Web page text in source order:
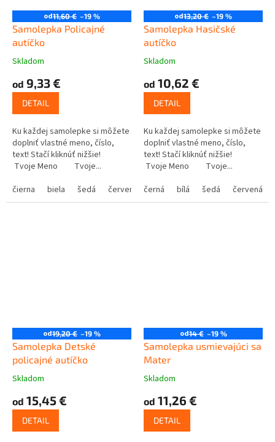
od11,60 € –19 %
Samolepka Policajné
autíčko
Skladom
od 9,33 €
DETAIL
Ku každej samolepke si môžete
doplniť vlastné meno, číslo,
text! Stačí kliknúť nižšie!
Tvoje Meno Tvoje...
čierna
biela šedá červená modrá žltá zelená ružová
od13,20 € –19 %
Samolepka Hasičské
autíčko
Skladom
od 10,62 €
DETAIL
Ku každej samolepke si môžete
doplniť vlastné meno, číslo,
text! Stačí kliknúť nižšie!
Tvoje Meno Tvoje...
černá
bílá šedá červená
od19,20 € –19 %
Samolepka Detské
policajné autíčko
Skladom
od 15,45 €
DETAIL
od14 € –19 %
Samolepka usmievajúci sa
Mater
Skladom
od 11,26 €
DETAIL